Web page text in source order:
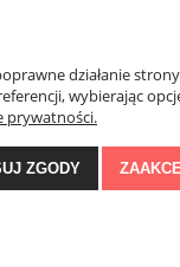
KONTO
konta
działanie
wybierając
prywatności.
ZGODY